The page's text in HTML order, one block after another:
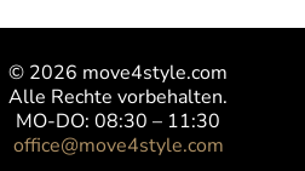
© 2026 move4style.com
Alle Rechte vorbehalten.
MO-DO: 08:30 – 11:30
office@move4style.com